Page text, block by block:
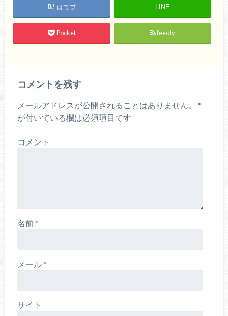
はてブ LINE
Pocket feedly
コメントを残す
メールアドレスが公開されることはありません。
*
が付いている欄は必須項目です
コメント
名前*
メール*
サイト